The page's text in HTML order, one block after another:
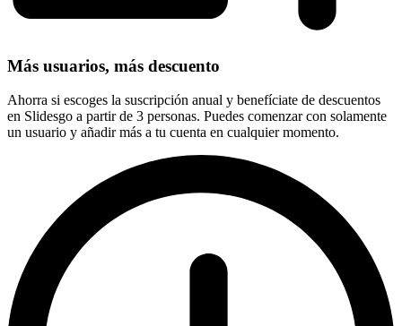
Más usuarios, más descuento
Ahorra si escoges la suscripción anual y benefíciate de descuentos
en Slidesgo a partir de 3 personas. Puedes comenzar con solamente
un usuario y añadir más a tu cuenta en cualquier momento.